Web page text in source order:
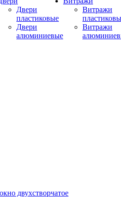
Двери
пластиковые
Двери
алюминиевые
Витражи
Витражи